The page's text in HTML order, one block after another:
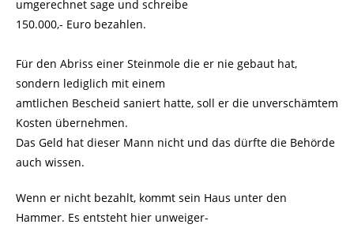
umgerechnet sage und schreibe
150.000,- Euro bezahlen.
Für den Abriss einer Steinmole die er nie gebaut hat,
sondern lediglich mit einem
amtlichen Bescheid saniert hatte, soll er die unverschämtem
Kosten übernehmen.
Das Geld hat dieser Mann nicht und das dürfte die Behörde
auch wissen.
Wenn er nicht bezahlt, kommt sein Haus unter den
Hammer. Es entsteht hier unweiger-